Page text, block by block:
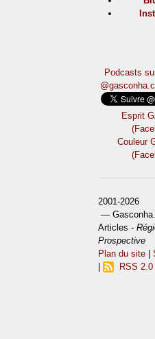
Podcasts
Esprit
Couleur
2001-2026
—
Articles -
Prospective
Plan du site |
RSS 2.0